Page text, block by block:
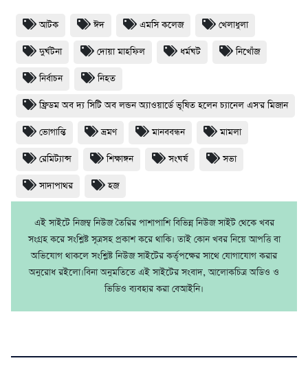
আটক ঈদ এমসি কলেজ খেলাধুলা
দুর্ঘটনা দোয়া মাহফিল ধর্মঘট নিখোঁজ
নির্বাচন নিহত
ফ্রিডম অব দ্য সিটি অব লন্ডন অ্যাওয়ার্ডে ভূষিত হলেন চ্যানেল এস'র মিজান
ভোগান্তি ভ্রমণ মানববন্ধন মামলা
রেমিট্যান্স শিক্ষাঙ্গন সংঘর্ষ সভা
সাদাপাথর হজ
এই সাইটে নিজম্ব নিউজ তৈরির পাশাপাশি বিভিন্ন নিউজ সাইট থেকে খবর
সংগ্রহ করে সংশ্লিষ্ট সূত্রসহ প্রকাশ করে থাকি। তাই কোন খবর নিয়ে আপত্তি বা
অভিযোগ থাকলে সংশ্লিষ্ট নিউজ সাইটের কর্তৃপক্ষের সাথে যোগাযোগ করার
অনুরোধ রইলো।বিনা অনুমতিতে এই সাইটের সংবাদ, আলোকচিত্র অডিও ও
ভিডিও ব্যবহার করা বেআইনি।